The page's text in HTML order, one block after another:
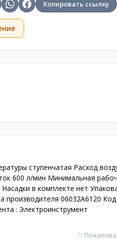
Копировать ссылку
ступенчатая Расход
600 л/мин Минимальная
в комплекте нет
производителя 06032A6120 Код
: Электроинструмент
⚐